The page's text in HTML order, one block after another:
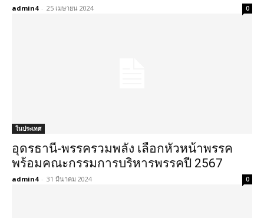
admin4 - 25 เมษายน 2024 0
ในประเทศ
อุดรธานี-พรรครวมพลัง เลือกหัวหน้าพรรค
พร้อมคณะกรรมการบริหารพรรคปี 2567
admin4 - 31 มีนาคม 2024 0